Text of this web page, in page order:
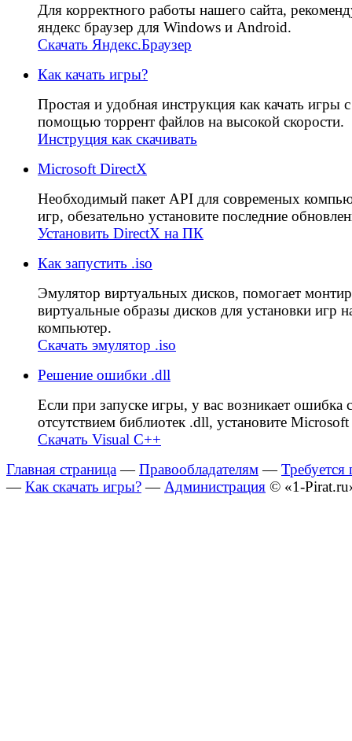
Для корректного работы нашего сайта,
яндекс браузер для Windows и Android.
Скачать Яндекс.Браузер
Как качать игры?
Простая и удобная инструкция как качать игры с
помощью торрент файлов на высокой скорости.
Инструция как скачивать
Microsoft DirectX
Необходимый пакет API для современых
игр, обезательно установите последние
Установить DirectX на ПК
Как запустить .iso
Эмулятор виртуальных дисков, помогает
виртуальные образы дисков для установки игр
компьютер.
Скачать эмулятор .iso
Решение ошибки .dll
Если при запуске игры, у вас возникает ошибка с
отсутствием библиотек .dll, установите
Скачать Visual C++
Главная страница—Правообладателям—
—Как скачать игры?— Администрация © «1-